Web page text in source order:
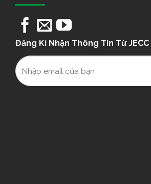
Đăng Kí Nhận Thông Tin Từ JECC